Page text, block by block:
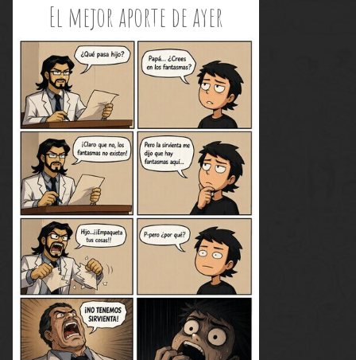
El mejor aporte de ayer